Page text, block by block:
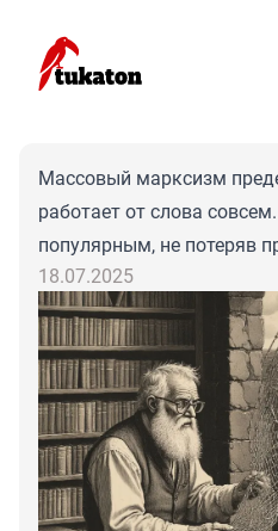
Массовый марксизм
работает от слова
популярным, не потеряв
18.07.2025